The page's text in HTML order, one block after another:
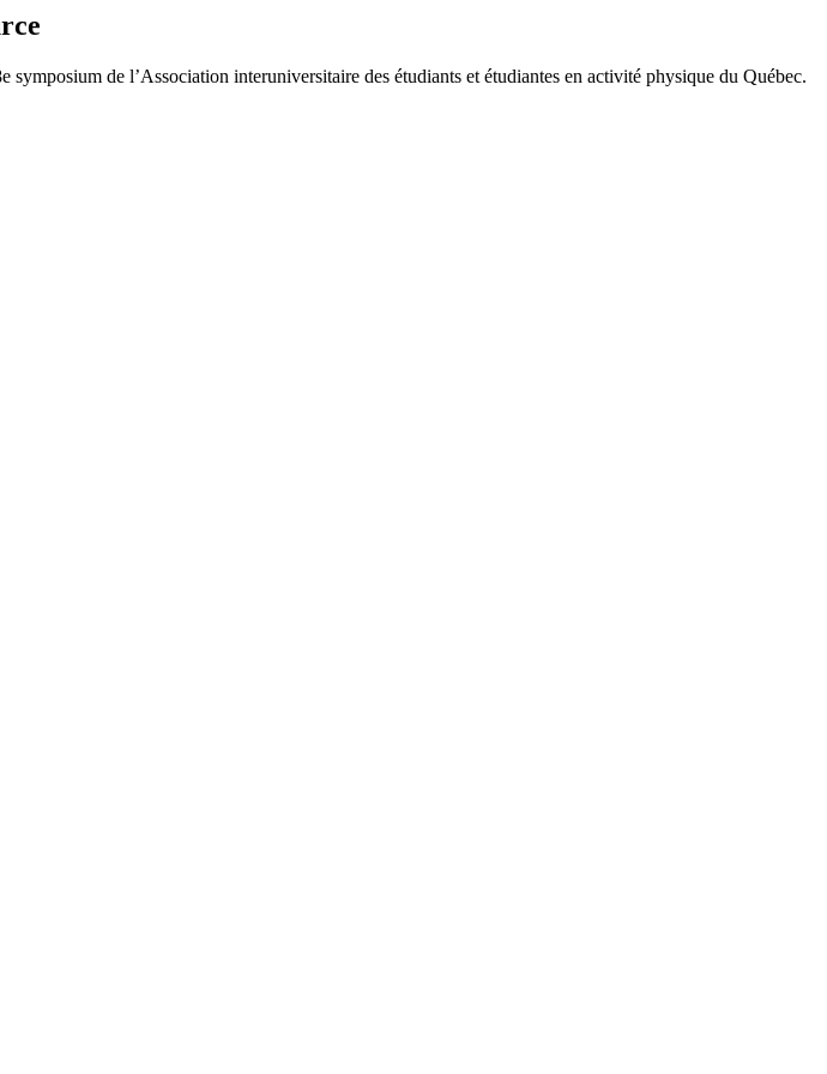
de l’Association interuniversitaire des étudiants et étudiantes en activité physique du Québec.